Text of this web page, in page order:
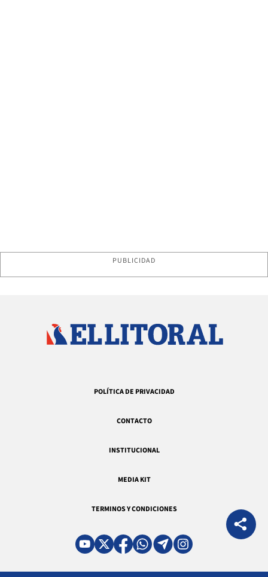
PUBLICIDAD
POLÍTICA DE PRIVACIDAD
CONTACTO
INSTITUCIONAL
MEDIA KIT
TERMINOS Y CONDICIONES